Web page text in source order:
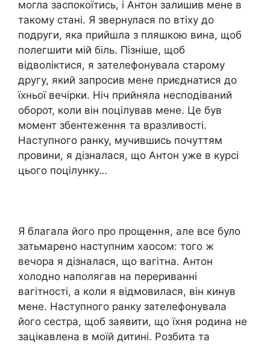
могла заспокоїтись, і Антон залишив мене в
такому стані. Я звернулася по втіху до
подруги, яка прийшла з пляшкою вина, щоб
полегшити мій біль. Пізніше, щоб
відволіктися, я зателефонувала старому
другу, який запросив мене приєднатися до
їхньої вечірки. Ніч прийняла несподіваний
оборот, коли він поцілував мене. Це був
момент збентеження та вразливості.
Наступного ранку, мучившись почуттям
провини, я дізналася, що Антон уже в курсі
цього поцілунку…
Я благала його про прощення, але все було
затьмарено наступним хаосом: того ж
вечора я дізналася, що вагітна. Антон
холодно наполягав на перериванні
вагітності, а коли я відмовилася, він кинув
мене. Наступного ранку зателефонувала
його сестра, щоб заявити, що їхня родина не
зацікавлена в моїй дитині. Розбита та